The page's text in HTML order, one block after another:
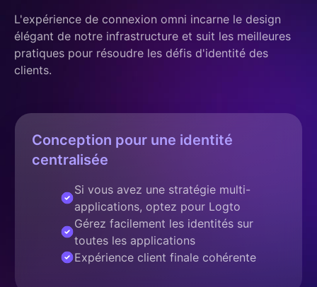
L'expérience de connexion omni incarne le design
élégant de notre infrastructure et suit les meilleures
pratiques pour résoudre les défis d'identité des
clients.
Conception pour une identité
centralisée
Si vous avez une stratégie multi-
applications, optez pour Logto
Gérez facilement les identités sur
toutes les applications
Expérience client finale cohérente